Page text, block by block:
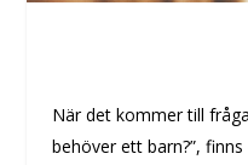
När det kommer till
behöver ett barn?”,